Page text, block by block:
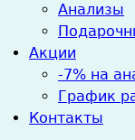
Анализы
Акции
-7% на
График
Контакты